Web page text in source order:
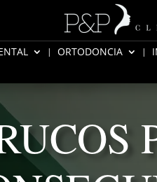
ORTODONCIA